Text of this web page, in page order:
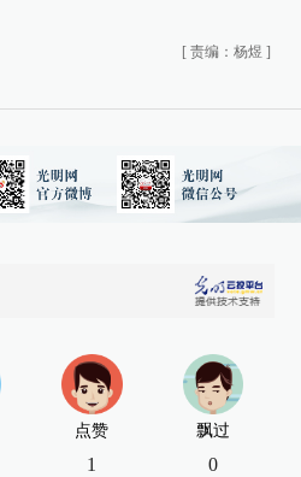
[ 责编：杨煜 ]
点赞
1
飘过
0